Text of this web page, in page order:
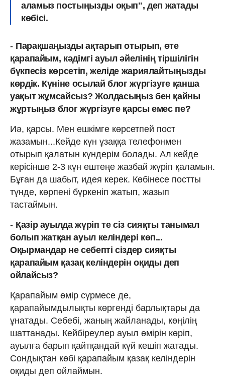
аламыз постыңызды оқып", деп жатады
көбісі.
- Парақшаңызды ақтарып отырып, өте
қарапайым, кәдімгі ауыл әйелінің тіршілігін
бүкпесіз көрсетіп, желіде жариялайтыңызды
көрдік. Күніне осылай блог жүргізуге қанша
уақыт жұмсайсыз? Жолдасыңыз бен қайны
жұртыңыз блог жүргізуге қарсы емес пе?
Иә, қарсы. Мен ешкімге көрсетпей пост
жазамын...Кейде күн ұзаққа телефонмен
отырып қалатын күндерім болады. Ал кейде
керісінше 2-3 күн ештеңе жазбай жүріп қаламын.
Бұған да шабыт, идея керек. Көбінесе постты
түнде, көрпені бүркеніп жатып, жазып
тастаймын.
- Қазір ауылда жүріп те сіз сияқты танымал
болып жатқан ауыл келіндері көп...
Оқырмандар не себепті сіздер сияқты
қарапайым қазақ келіндерін оқиды деп
ойлайсыз?
Қарапайым өмір сүрмесе де,
қарапайымдылықты көргенді барлықтары да
ұнатады. Себебі, жаның жайланады, көңілің
шаттанады. Кейбіреулер ауыл өмірін көріп,
ауылға барып қайтқандай күй кешіп жатады.
Сондықтан көбі қарапайым қазақ келіндерін
оқиды деп ойлаймын.